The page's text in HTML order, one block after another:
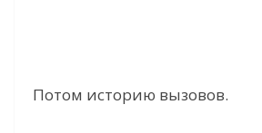
Потом историю вызовов.